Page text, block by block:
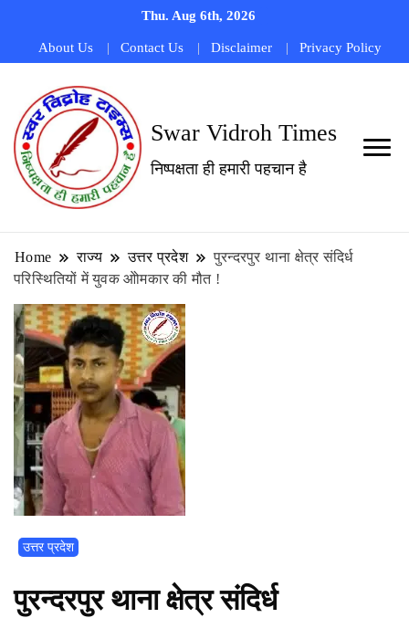
Thu. Aug 6th, 2026
About Us Contact Us Disclaimer Privacy Policy
Swar Vidroh Times
निष्पक्षता ही हमारी पहचान है
Home राज्य उत्तर प्रदेश
पुरन्दरपुर थाना क्षेत्र संदिर्ध
परिस्थितियों में युवक ओोमकार की मौत !
उत्तर प्रदेश
पुरन्दरपुर थाना क्षेत्र संदिर्ध